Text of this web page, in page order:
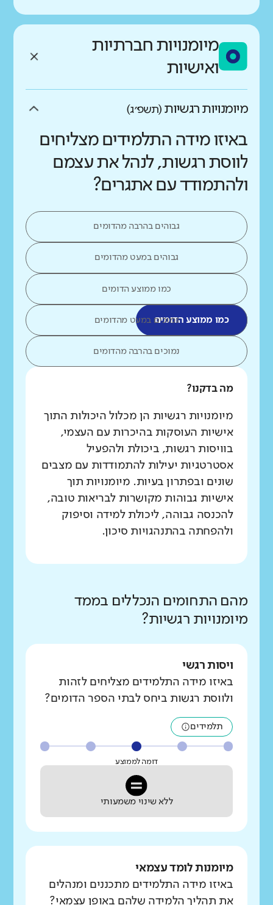
מיומנויות חברתיות
ואישיות
מיומנויות רגשיות (תשפ״ג)
באיזו מידה התלמידים מצליחים
לווסת רגשות, לנהל את עצמם
ולהתמודד עם אתגרים?
גבוהים בהרבה מהדומים
גבוהים במעט מהדומים
כמו ממוצע הדומים
כמו ממוצע הדומיםנמוכים במעט מהדומים
נמוכים בהרבה מהדומים
מה בדקנו?
מיומנויות רגשיות הן מכלול היכולות התוך
אישיות העוסקות בהיכרות עם העצמי,
בוויסות רגשות, ביכולת ולהפעיל
אסטרטגיות יעילות להתמודדות עם מצבים
שונים ובפתרון בעיות. מיומנויות תוך
אישיות גבוהות מקושרות לבריאות טובה,
להכנסה גבוהה, ליכולת למידה וסיפוק
ולהפחתה בהתנהגויות סיכון.
מהם התחומים הנכללים בממד
מיומנויות רגשיות?
ויסות רגשי
באיזו מידה התלמידים מצליחים לזהות
ולווסת רגשות ביחס לבתי הספר הדומים?
תלמידים
דומה לממוצע
ללא שינוי משמעותי
מיומנות לומד עצמאי
באיזו מידה התלמידים מתכננים ומנהלים
את תהליך הלמידה שלהם באופן עצמאי?